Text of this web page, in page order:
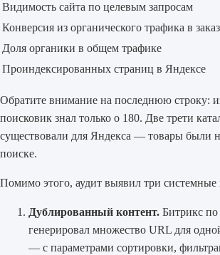
Видимость сайта по целевым запросам
Конверсия из органического трафика в заказ
Доля органики в общем трафике
Проиндексированных страниц в Яндексе
Обратите внимание на последнюю строку:
поисковик знал только о 180. Две трети
существовали для Яндекса — товары были
поиске.
Помимо этого, аудит выявил три
Дублированный контент. Битрикс
генерировал множество URL для
— с параметрами сортировки,